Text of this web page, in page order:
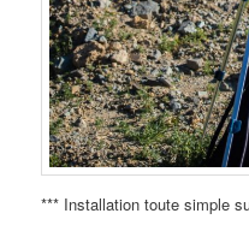
*** Installation toute simple